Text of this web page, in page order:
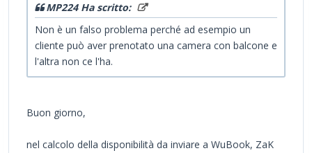
MP224 Ha scritto:
Non è un falso problema perché ad esempio un
cliente può aver prenotato una camera con balcone e
l'altra non ce l'ha.
Buon giorno,
nel calcolo della disponibilità da inviare a WuBook, ZaK